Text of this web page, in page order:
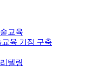
교육
육 거점 구축
텔링